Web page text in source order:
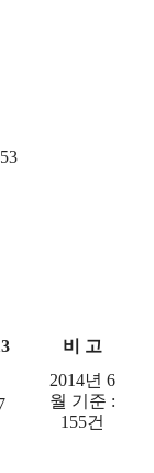
비 고
2014년 6
월 기준 :
155건